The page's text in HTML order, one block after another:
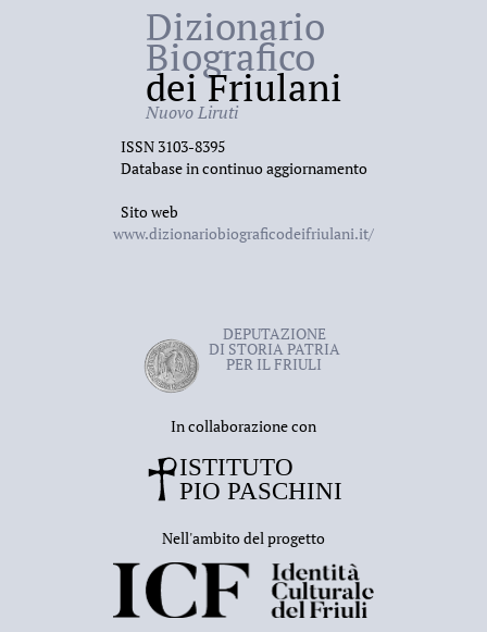
Dizionario
Biografico
dei Friulani
Nuovo Liruti
ISSN 3103-8395
Database in continuo aggiornamento
Sito web
www.dizionariobiograficodeifriulani.it/
DEPUTAZIONE
DI STORIA PATRIA
PER IL FRIULI
In collaborazione con
Nell'ambito del progetto